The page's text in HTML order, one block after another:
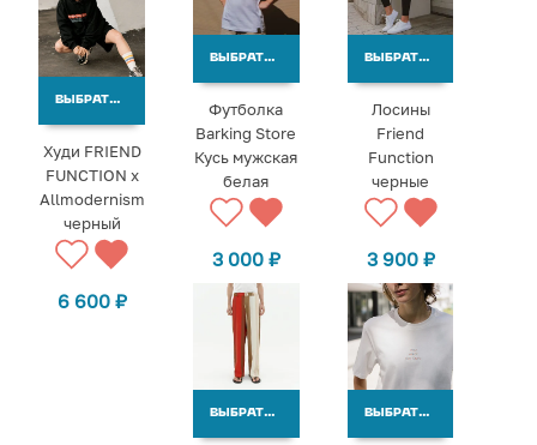
ВЫБРАТЬ ВАРИАНТЫ
Худи FRIEND
FUNCTION х
Allmodernism
черный
6 600 ₽
ВЫБРАТЬ ВАРИАНТЫ
Футболка
Barking Store
Кусь мужская
белая
3 000 ₽
ВЫБРАТЬ ВАРИАНТЫ
Лосины
Friend
Function
черные
3 900 ₽
ВЫБРАТЬ ВАРИАНТЫ ВЫБРАТЬ ВАРИАНТЫ